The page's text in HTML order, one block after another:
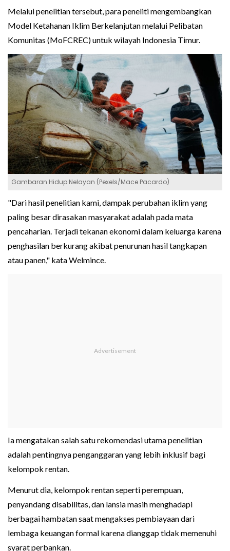
Melalui penelitian tersebut, para peneliti mengembangkan
Model Ketahanan Iklim Berkelanjutan melalui Pelibatan
Komunitas (MoFCREC) untuk wilayah Indonesia Timur.
Gambaran Hidup Nelayan (Pexels/Mace Pacardo)
"Dari hasil penelitian kami, dampak perubahan iklim yang
paling besar dirasakan masyarakat adalah pada mata
pencaharian. Terjadi tekanan ekonomi dalam keluarga karena
penghasilan berkurang akibat penurunan hasil tangkapan
atau panen," kata Welmince.
Ia mengatakan salah satu rekomendasi utama penelitian
adalah pentingnya penganggaran yang lebih inklusif bagi
kelompok rentan.
Menurut dia, kelompok rentan seperti perempuan,
penyandang disabilitas, dan lansia masih menghadapi
berbagai hambatan saat mengakses pembiayaan dari
lembaga keuangan formal karena dianggap tidak memenuhi
syarat perbankan.